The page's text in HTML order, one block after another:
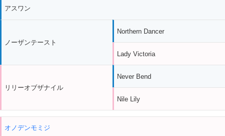
アスワン
ノーザンテースト
リリーオブザナイル
Northern Dancer
Lady Victoria
Never Bend
Nile Lily
オノデンモミジ